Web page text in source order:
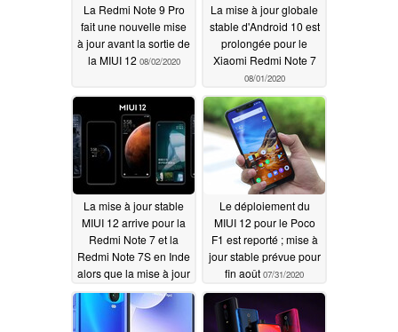
La Redmi Note 9 Pro
fait une nouvelle mise
à jour avant la sortie de
la MIUI 12 08/02/2020
La mise à jour globale
stable d'Android 10 est
prolongée pour le
Xiaomi Redmi Note 7
08/01/2020
La mise à jour stable
MIUI 12 arrive pour la
Redmi Note 7 et la
Redmi Note 7S en Inde
alors que la mise à jour
de l'OS atterrit sur le Mi
8 et est étendue pour
le Mi 9T et la Redmi
Le déploiement du
MIUI 12 pour le Poco
F1 est reporté ; mise à
jour stable prévue pour
fin août 07/31/2020